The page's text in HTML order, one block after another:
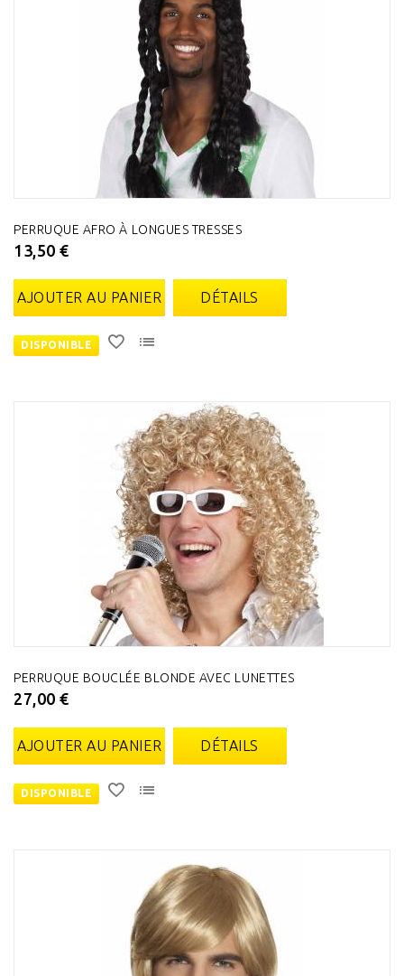
PERRUQUE AFRO À LONGUES TRESSES
13,50 €
AJOUTER AU PANIER DÉTAILS
DISPONIBLE
PERRUQUE BOUCLÉE BLONDE AVEC LUNETTES
27,00 €
AJOUTER AU PANIER DÉTAILS
DISPONIBLE